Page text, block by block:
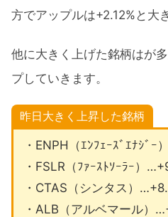
方でアップルは+2.12%と大
他に大きく上げた銘柄はが
プしていきます。
昨日大きく上昇した銘柄
・ENPH（ｴﾝﾌｪｰｽﾞｴﾅｼﾞｰ
・FSLR（ﾌｧｰｽﾄｿｰﾗｰ）
・CTAS（シンタス）
・ALB（アルベマール）